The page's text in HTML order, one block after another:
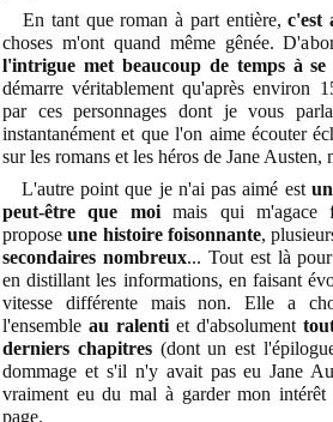
En tant que roman à part entière,c'est
choses m'ont quand même gênée.
l'intrigue met beaucoup de temps à
démarre véritablement qu'après environ
par ces personnages dont je vous
instantanément et que l'on aime écouter
sur les romans et les héros de Jane Austen,
L'autre point que je n'ai pas aimé estun
peut-être que moimais qui m'agace
proposeune histoire foisonnante,
secondaires nombreux... Tout est là
en distillant les informations, en faisant
vitesse différente mais non. Elle a
l'ensemble au ralenti et d'absolument
derniers chapitres(dont un est
dommage et s'il n'y avait pas eu Jane
vraiment eu du mal à garder mon
page.